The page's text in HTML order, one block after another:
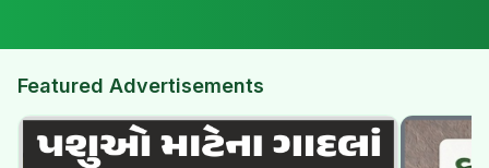
Featured Advertisements